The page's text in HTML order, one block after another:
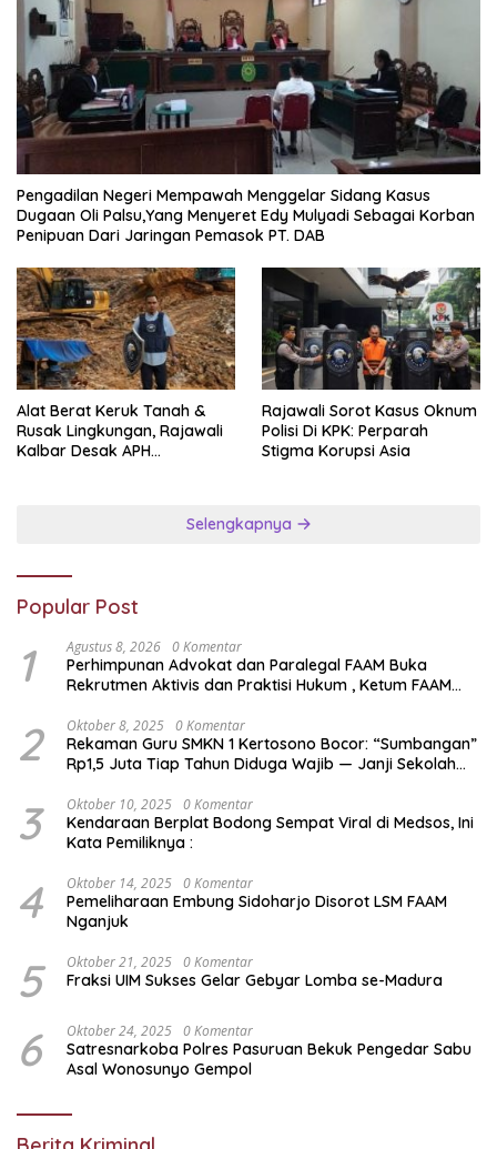
Pengadilan Negeri Mempawah Menggelar Sidang Kasus
Dugaan Oli Palsu,Yang Menyeret Edy Mulyadi Sebagai Korban
Penipuan Dari Jaringan Pemasok PT. DAB
Alat Berat Keruk Tanah &
Rusak Lingkungan, Rajawali
Kalbar Desak APH
Rajawali Sorot Kasus Oknum
Polisi Di KPK: Perparah
Stigma Korupsi Asia
Selengkapnya
Popular Post
1 Agustus 8, 2026 0 Komentar
Perhimpunan Advokat dan Paralegal FAAM Buka
Rekrutmen Aktivis dan Praktisi Hukum , Ketum FAAM
2 Oktober 8, 2025 0 Komentar
Rekaman Guru SMKN 1 Kertosono Bocor: “Sumbangan”
Rp1,5 Juta Tiap Tahun Diduga Wajib — Janji Sekolah
3 Oktober 10, 2025 0 Komentar
Kendaraan Berplat Bodong Sempat Viral di Medsos, Ini
Kata Pemiliknya :
4 Oktober 14, 2025 0 Komentar
Pemeliharaan Embung Sidoharjo Disorot LSM FAAM
Nganjuk
5 Oktober 21, 2025 0 Komentar
Fraksi UIM Sukses Gelar Gebyar Lomba se-Madura
6 Oktober 24, 2025 0 Komentar
Satresnarkoba Polres Pasuruan Bekuk Pengedar Sabu
Asal Wonosunyo Gempol